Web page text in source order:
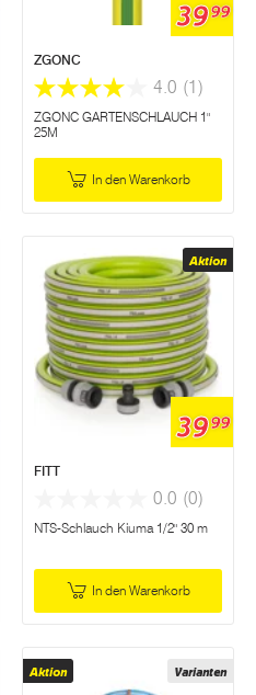
3999
ZGONC
4.0 (1)
ZGONC GARTENSCHLAUCH 1"
25M
In den Warenkorb
Aktion
3999
FITT
0.0 (0)
NTS-Schlauch Kiuma 1/2" 30 m
In den Warenkorb
Varianten
Aktion